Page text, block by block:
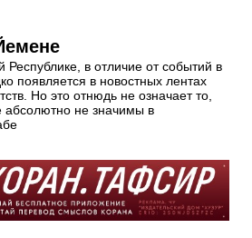
в отличие от событий в
появляется в новостных лентах
Но это отнюдь не означает то,
абсолютно не значимы в